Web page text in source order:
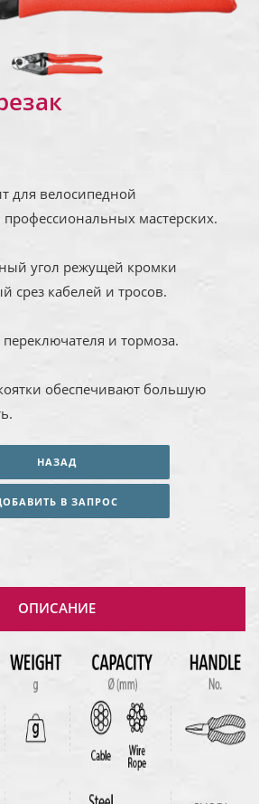
для велосипедной
мастерских.
угол режущей кромки
срез кабелей и тросов.
и тормоза.
обеспечивают большую
НАЗАД
В ЗАПРОС
ОПИСАНИЕ